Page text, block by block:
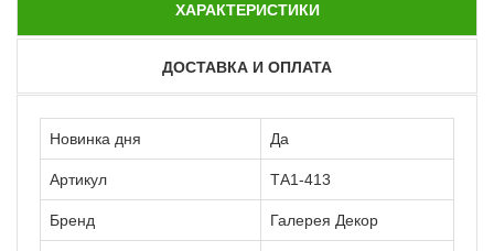
ХАРАКТЕРИСТИКИ
ДОСТАВКА И ОПЛАТА
Новинка дня Да
Артикул ТА1-413
Бренд Галерея Декор